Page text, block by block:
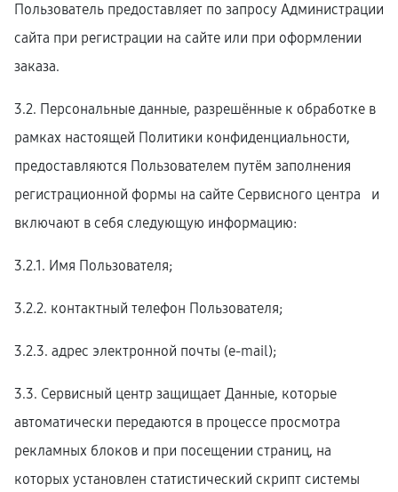
Пользователь предоставляет по запросу Администрации
сайта при регистрации на сайте или при оформлении
заказа.
3.2. Персональные данные, разрешённые к обработке в
рамках настоящей Политики конфиденциальности,
предоставляются Пользователем путём заполнения
регистрационной формы на cайте Сервисного центра и
включают в себя следующую информацию:
3.2.1. Имя Пользователя;
3.2.2. контактный телефон Пользователя;
3.2.3. адрес электронной почты (e-mail);
3.3. Сервисный центр защищает Данные, которые
автоматически передаются в процессе просмотра
рекламных блоков и при посещении страниц, на
которых установлен статистический скрипт системы